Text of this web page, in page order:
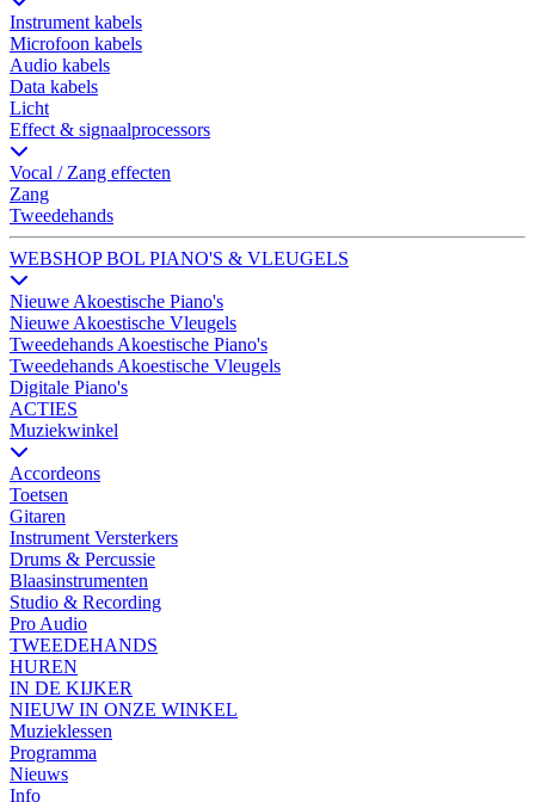
Instrument kabels
Microfoon kabels
Audio kabels
Data kabels
Licht
Effect & signaalprocessors
Vocal / Zang effecten
Zang
Tweedehands
WEBSHOP BOL PIANO'S & VLEUGELS
Nieuwe Akoestische Piano's
Nieuwe Akoestische Vleugels
Tweedehands Akoestische Piano's
Tweedehands Akoestische Vleugels
Digitale Piano's
ACTIES
Muziekwinkel
Accordeons
Toetsen
Gitaren
Instrument Versterkers
Drums & Percussie
Blaasinstrumenten
Studio & Recording
Pro Audio
TWEEDEHANDS
HUREN
IN DE KIJKER
NIEUW IN ONZE WINKEL
Muzieklessen
Programma
Nieuws
Info